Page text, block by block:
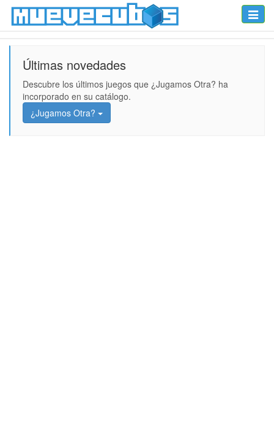
Toggle
Últimas novedades
Descubre los últimos juegos que ¿Jugamos Otra? ha
incorporado en su catálogo.
¿Jugamos Otra?